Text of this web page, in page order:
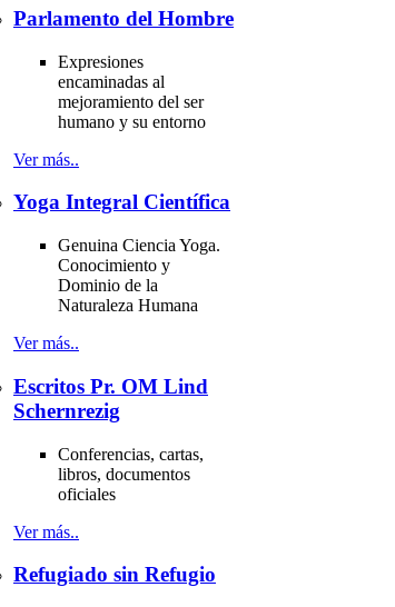
Parlamento del Hombre
Expresiones
encaminadas al
mejoramiento del ser
humano y su entorno
Ver más..
Yoga Integral Científica
Genuina Ciencia Yoga.
Conocimiento y
Dominio de la
Naturaleza Humana
Ver más..
Escritos Pr. OM Lind
Schernrezig
Conferencias, cartas,
libros, documentos
oficiales
Ver más..
Refugiado sin Refugio